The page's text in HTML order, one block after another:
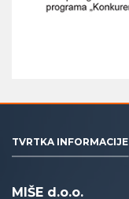
TVRTKA INFORMACIJE
MIŠE d.o.o.